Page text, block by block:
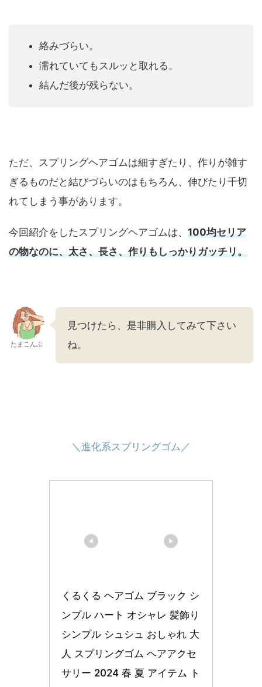
絡みづらい。
濡れていてもスルッと取れる。
結んだ後が残らない。
ただ、スプリングヘアゴムは細すぎたり、作りが雑す
ぎるものだと結びづらいのはもちろん、伸びたり千切
れてしまう事があります。
今回紹介をしたスプリングヘアゴムは、 100均セリア
の物なのに、太さ、長さ、作りもしっかりガッチリ。
たまこんぶ
見つけたら、是非購入してみて下さい
ね。
＼進化系スプリングゴム／
くるくる ヘアゴム ブラック シ
ンプル ハート オシャレ 髪飾り
シンプル シュシュ おしゃれ 大
人 スプリングゴム ヘアアクセ
サリー 2024 春 夏 アイテム ト